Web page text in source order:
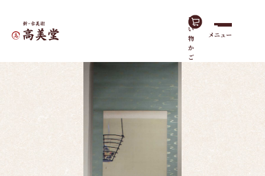
買
い
物
か
ご
メニュー
ホーム作品一覧